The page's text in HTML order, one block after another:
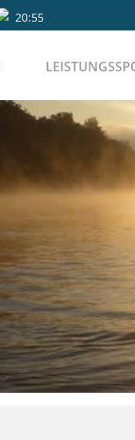
20:55